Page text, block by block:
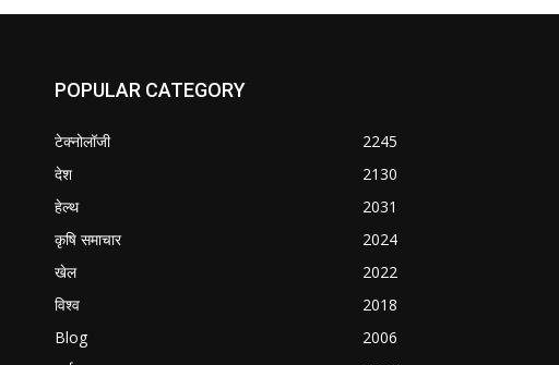
POPULAR CATEGORY
टेक्नोलॉजी
2245
देश
2130
हेल्थ
2031
कृषि समाचार
2024
खेल
2022
विश्व
2018
Blog
2006